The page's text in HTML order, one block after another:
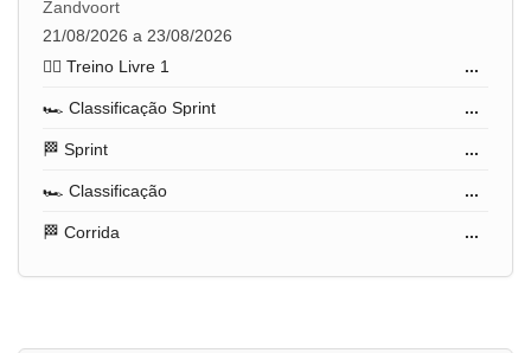
Zandvoort
21/08/2026 a 23/08/2026
🏋️‍♂️ Treino Livre 1
...
🏎️ Classificação Sprint ...
🏁 Sprint ...
🏎️ Classificação ...
🏁 Corrida ...